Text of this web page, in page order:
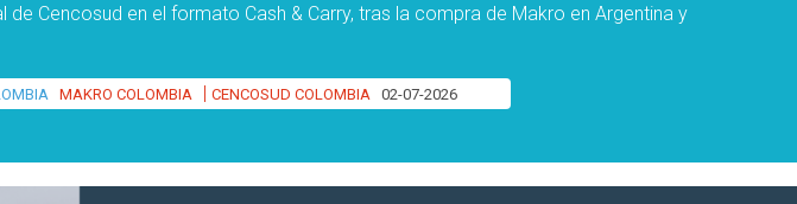
Cencosud en el formato Cash & Carry, tras la compra de Makro en Argentina y
MAKRO COLOMBIA | CENCOSUD COLOMBIA 02-07-2026